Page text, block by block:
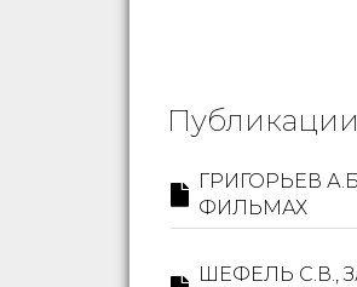
Публикации
ГРИГОРЬЕВ
ФИЛЬМАХ
ШЕФЕЛЬ С.В.,